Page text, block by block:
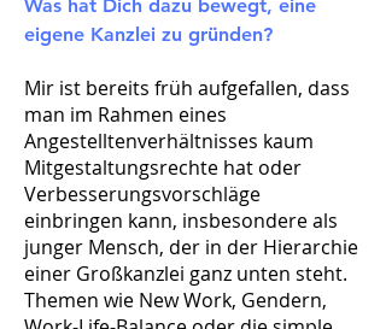
Was hat Dich dazu bewegt, eine
eigene Kanzlei zu gründen?
Mir ist bereits früh aufgefallen, dass
man im Rahmen eines
Angestelltenverhältnisses kaum
Mitgestaltungsrechte hat oder
Verbesserungsvorschläge
einbringen kann, insbesondere als
junger Mensch, der in der Hierarchie
einer Großkanzlei ganz unten steht.
Themen wie New Work, Gendern,